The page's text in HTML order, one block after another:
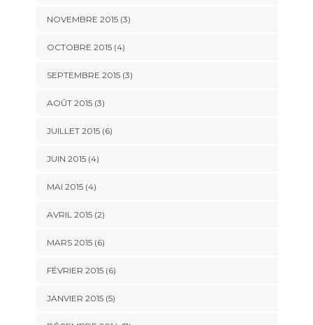
NOVEMBRE 2015(3)
OCTOBRE 2015(4)
SEPTEMBRE 2015(3)
AOÛT 2015(3)
JUILLET 2015(6)
JUIN 2015(4)
MAI 2015(4)
AVRIL 2015(2)
MARS 2015(6)
FÉVRIER 2015(6)
JANVIER 2015(5)